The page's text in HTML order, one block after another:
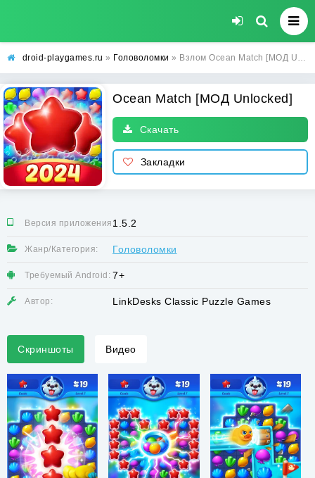
droid-playgames.ru » Головоломки » Взлом Ocean Match [МОД Unlocked] - последняя версия apk на Андроид
Ocean Match [МОД Unlocked]
Скачать
Закладки
Версия приложения:1.5.2
Жанр/Категория: Головоломки
Требуемый Android: 7+
Автор: LinkDesks Classic Puzzle Games
Скриншоты Видео